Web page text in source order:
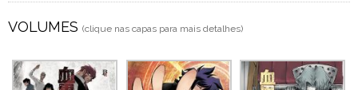
VOLUMES (clique nas capas para mais detalhes)